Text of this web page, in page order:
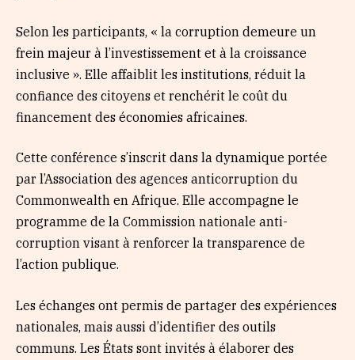
Selon les participants, « la corruption demeure un
frein majeur à l’investissement et à la croissance
inclusive ». Elle affaiblit les institutions, réduit la
confiance des citoyens et renchérit le coût du
financement des économies africaines.
Cette conférence s’inscrit dans la dynamique portée
par l’Association des agences anticorruption du
Commonwealth en Afrique. Elle accompagne le
programme de la Commission nationale anti-
corruption visant à renforcer la transparence de
l’action publique.
Les échanges ont permis de partager des expériences
nationales, mais aussi d’identifier des outils
communs. Les États sont invités à élaborer des